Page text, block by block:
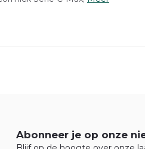
Abonneer je op onze